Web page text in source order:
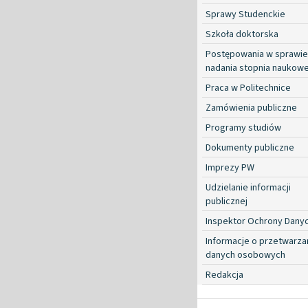
Sprawy Studenckie
Szkoła doktorska
Postępowania w sprawie
nadania stopnia
Praca w Politechnice
Zamówienia publiczne
Programy studiów
Dokumenty publiczne
Imprezy PW
Udzielanie informacji
publicznej
Inspektor Ochrony
Informacje o
danych osobowych
Redakcja